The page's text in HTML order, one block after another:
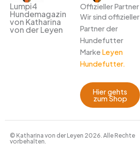
Lumpi4
Hundemagazin
von Katharina
von der Leyen
Offizieller Partner
Wir sind offizieller
Partner der
Hundefutter
Marke Leyen
Hundefutter.
Hier gehts
zum Shop
© Katharina von der Leyen 2026. Alle Rechte
vorbehalten.